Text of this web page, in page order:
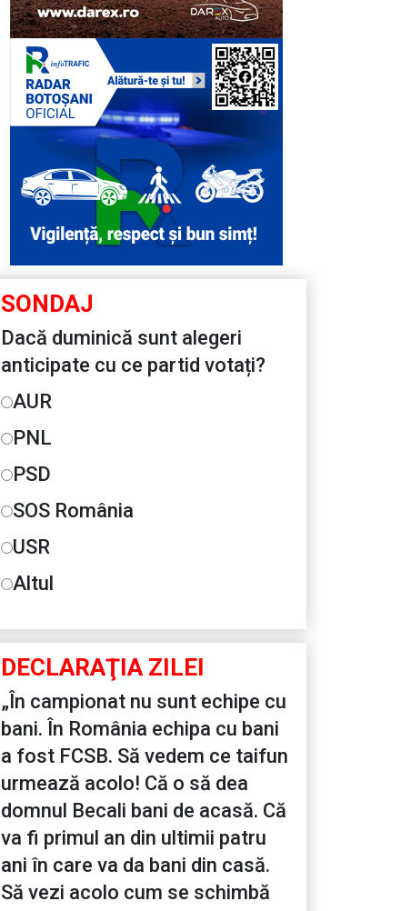
SONDAJ
Dacă duminică sunt alegeri
anticipate cu ce partid votați?
AUR
PNL
PSD
SOS România
USR
Altul
DECLARAŢIA ZILEI
„În campionat nu sunt echipe cu
bani. În România echipa cu bani
a fost FCSB. Să vedem ce taifun
urmează acolo! Că o să dea
domnul Becali bani de acasă. Că
va fi primul an din ultimii patru
ani în care va da bani din casă.
Să vezi acolo cum se schimbă